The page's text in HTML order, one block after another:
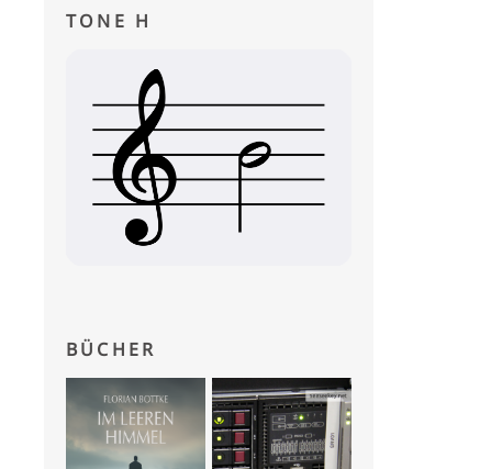
TONE H
BÜCHER